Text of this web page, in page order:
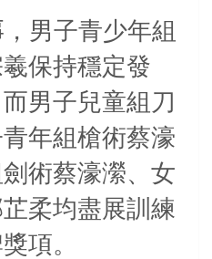
，男子青少年組
保持穩定發
男子兒童組刀
年組槍術蔡濠
術蔡濠瀠、女
柔均盡展訓練
項。